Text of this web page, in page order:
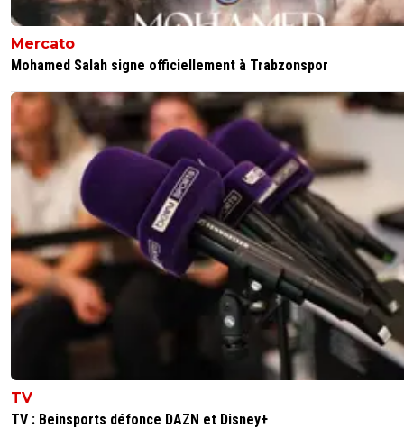
Mercato
Mohamed Salah signe officiellement à Trabzonspor
TV
TV : Beinsports défonce DAZN et Disney+